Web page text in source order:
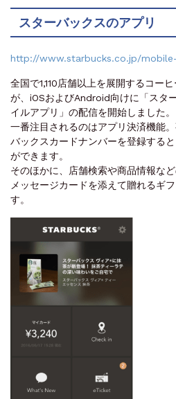
スターバックスのアプリ
http://www.starbucks.co.jp/
全国で1,110店舗以上を展開するコー
が、iOSおよびAndroid向けに「スタ
イルアプリ」の配信を開始しました。
一番注目されるのはアプリ決済機能
バックスカードナンバーを登録する
ができます。
そのほかに、店舗検索や商品情報な
メッセージカードを添えて贈れるギ
す。